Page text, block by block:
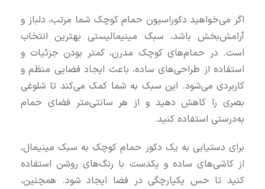
اگر می‌خواهید دکوراسیون حمام کوچک شما مرتب، دلباز و
آرامش‌بخش باشد، سبک مینیمالیستی بهترین انتخاب
است. در حمام‌های کوچک مدرن، کمتر بودن جزئیات و
استفاده از طراحی‌های ساده، باعث ایجاد فضایی منظم و
کاربردی می‌شود. این سبک به شما کمک می‌کند تا شلوغی
بصری را کاهش دهید و از هر سانتی‌متر فضای حمام
به‌درستی استفاده کنید.
برای دستیابی به یک دکور حمام کوچک به سبک مینیمال،
از کاشی‌های ساده و یکدست با رنگ‌های روشن استفاده
کنید تا حس یکپارچگی در فضا ایجاد شود. همچنین،